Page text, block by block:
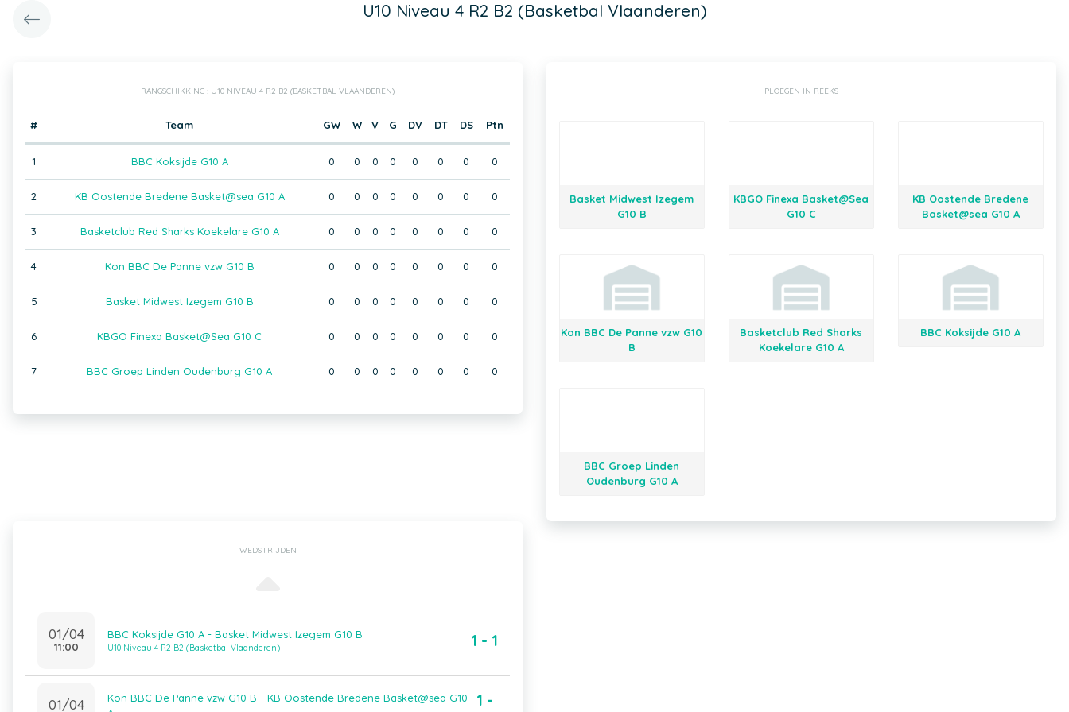
U10 Niveau 4 R2 B2 (Basketbal Vlaanderen)
RANGSCHIKKING : U10 NIVEAU 4 R2 B2 (BASKETBAL VLAANDEREN)
# Team GW W V G DV DT DS Ptn
1 BBC Koksijde G10 A 0 0 0 0 0 0 0 0
2 KB Oostende Bredene Basket@sea G10 A 0 0 0 0 0 0 0 0
3 Basketclub Red Sharks Koekelare G10 A 0 0 0 0 0 0 0 0
4 Kon BBC De Panne vzw G10 B 0 0 0 0 0 0 0 0
5 Basket Midwest Izegem G10 B 0 0 0 0 0 0 0 0
6 KBGO Finexa Basket@Sea G10 C 0 0 0 0 0 0 0 0
7 BBC Groep Linden Oudenburg G10 A 0 0 0 0 0 0 0 0
PLOEGEN IN REEKS
Basket Midwest Izegem
G10 B
KBGO Finexa Basket@Sea
G10 C
KB Oostende Bredene
Basket@sea G10 A
Kon BBC De Panne vzw G10
B
Basketclub Red Sharks
Koekelare G10 A
BBC Koksijde G10 A
BBC Groep Linden
Oudenburg G10 A
WEDSTRIJDEN
01/04
11:00
BBC Koksijde G10 A - Basket Midwest Izegem G10 B
U10 Niveau 4 R2 B2 (Basketbal Vlaanderen) 1 - 1
01/04
Kon BBC De Panne vzw G10 B - KB Oostende Bredene Basket@sea G10
1 -